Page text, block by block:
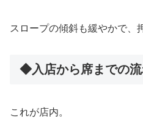
スロープの傾斜も緩やかで、
◆入店から席までの
これが店内。